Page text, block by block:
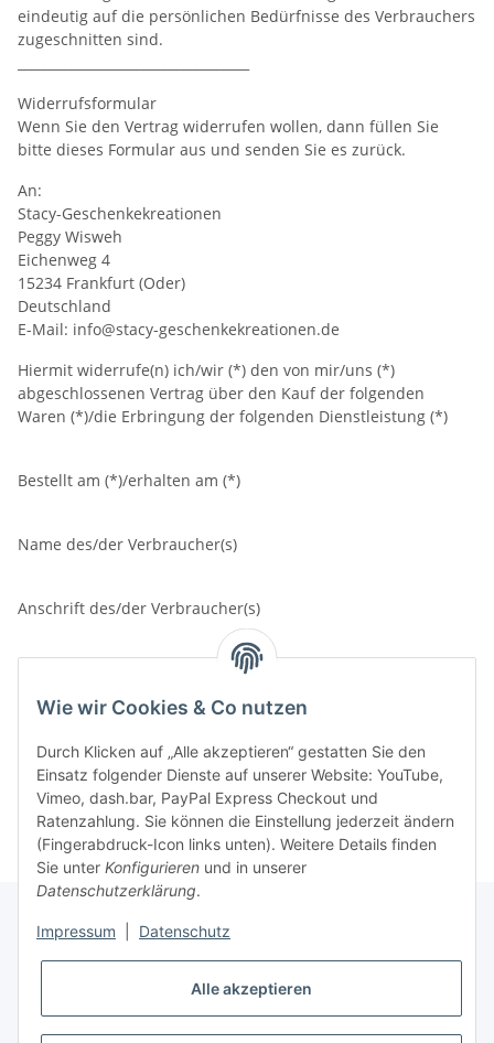
eindeutig auf die persönlichen Bedürfnisse des Verbrauchers
zugeschnitten sind.
Widerrufsformular
Wenn Sie den Vertrag widerrufen wollen, dann füllen Sie
bitte dieses Formular aus und senden Sie es zurück.
An:
Stacy-Geschenkekreationen
Peggy Wisweh
Eichenweg 4
15234 Frankfurt (Oder)
Deutschland
E-Mail: info@stacy-geschenkekreationen.de
Hiermit widerrufe(n) ich/wir (*) den von mir/uns (*)
abgeschlossenen Vertrag über den Kauf der folgenden
Waren (*)/die Erbringung der folgenden Dienstleistung (*)
Bestellt am (*)/erhalten am (*)
Name des/der Verbraucher(s)
Anschrift des/der Verbraucher(s)
Unterschrift des/der Verbraucher(s) (nur bei Mitteilung auf
Papier)
Datum
(*) Unzutreffendes streichen.
Gesetzliche Informationen
Informationen
Wie wir Cookies & Co nutzen
Durch Klicken auf „Alle akzeptieren“ gestatten Sie den
Einsatz folgender Dienste auf unserer Website: YouTube,
Vimeo, dash.bar, PayPal Express Checkout und
Ratenzahlung. Sie können die Einstellung jederzeit ändern
(Fingerabdruck-Icon links unten). Weitere Details finden
Sie unter Konfigurieren und in unserer
Datenschutzerklärung.
Impressum Datenschutz
Alle akzeptieren